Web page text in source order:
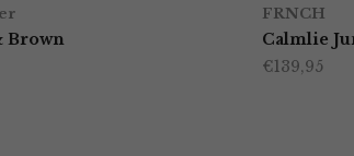
Brown
FRNCH
Calmlie
€139,95